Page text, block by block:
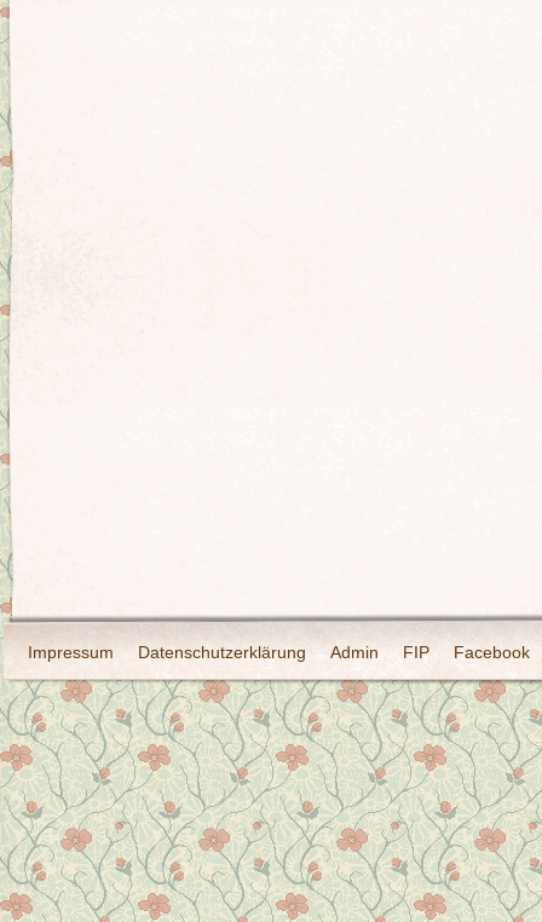
Impressum Datenschutzerklärung Admin FIP Facebook